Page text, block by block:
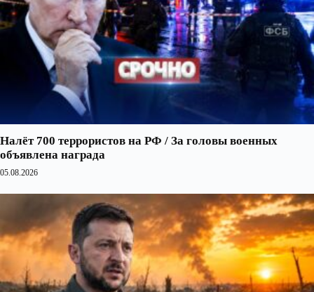
Налёт 700 террористов на РФ / За головы военных
объявлена награда
05.08.2026